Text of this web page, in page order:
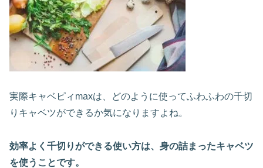
実際キャベピィmaxは、どのように使ってふわふわの千切
りキャベツができるか気になりますよね。
効率よく千切りができる使い方は、身の詰まったキャベツ
を使うことです。